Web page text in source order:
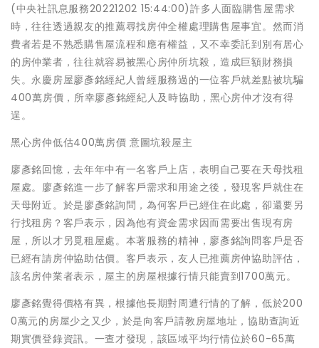
(中央社訊息服務20221202 15:44:00)許多人面臨購售屋需求
時，往往透過親友的推薦尋找房仲全權處理購售屋事宜。然而消
費者若是不熟悉購售屋流程和應有權益，又不幸委託到別有居心
的房仲業者，往往就容易被黑心房仲所坑殺，造成巨額財務損
失。永慶房屋廖彥銘經紀人曾經服務過的一位客戶就差點被坑騙
400萬房價，所幸廖彥銘經紀人及時協助，黑心房仲才沒有得
逞。
黑心房仲低估400萬房價 意圖坑殺屋主
廖彥銘回憶，去年年中有一名客戶上店，表明自己要在天母找租
屋處。廖彥銘進一步了解客戶需求和用途之後，發現客戶就住在
天母附近。於是廖彥銘詢問，為何客戶已經住在此處，卻還要另
行找租房？客戶表示，因為他有資金需求因而需要出售現有房
屋，所以才另覓租屋處。本著服務的精神，廖彥銘詢問客戶是否
已經有請房仲協助估價。客戶表示，友人已推薦房仲協助評估，
該名房仲業者表示，屋主的房屋根據行情只能賣到1700萬元。
廖彥銘覺得價格有異，根據他長期對周遭行情的了解，低於200
0萬元的房屋少之又少，於是向客戶請教房屋地址，協助查詢近
期實價登錄資訊。一查才發現，該區域平均行情位於60-65萬